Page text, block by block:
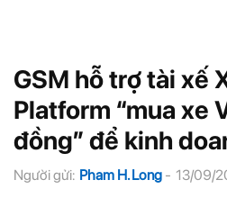
GSM hỗ trợ tài xế
Platform “mua xe
đồng” để kinh
Người gửi: Pham H. Long - 13/09/